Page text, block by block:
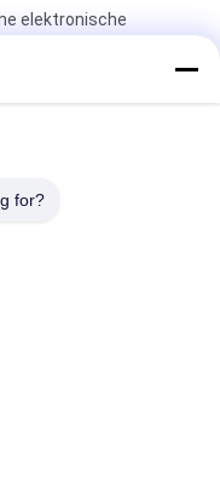
elektronische
für Viehbestände mit
der Tiere mit 128
for?